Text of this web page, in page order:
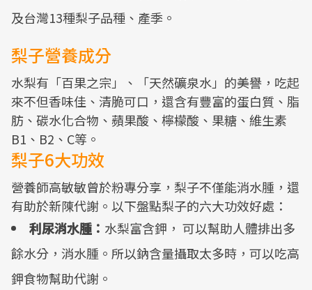
及台灣13種梨子品種、產季。
梨子營養成分
水梨有「百果之宗」、「天然礦泉水」的美譽，吃起
來不但香味佳、清脆可口，還含有豐富的蛋白質、脂
肪、碳水化合物、蘋果酸、檸檬酸、果糖、維生素
B1、B2、C等。
梨子6大功效
營養師高敏敏曾於粉專分享，梨子不僅能消水腫，還
有助於新陳代謝。以下盤點梨子的六大功效好處：
利尿消水腫： 水梨富含鉀， 可以幫助人體排出多
餘水分，消水腫。所以鈉含量攝取太多時，可以吃高
鉀食物幫助代謝。